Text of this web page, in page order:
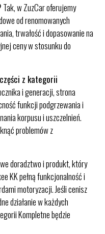
Tak, w ZuzCar oferujemy
od renomowanych
trwałość i dopasowanie na
ceny w stosunku do
z kategorii
i generacji, strona
funkcji podgrzewania i
korpusu i uszczelnień.
problemów z
doradztwo i produkt, który
KK pełną funkcjonalność i
motoryzacji. Jeśli cenisz
działanie w każdych
Kompletne będzie